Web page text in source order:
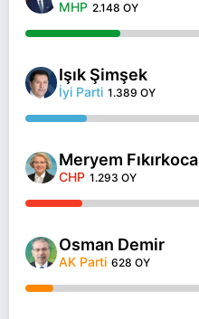
MHP 2.148 OY
Işık Şimşek
İyi Parti 1.389 OY
Meryem Fıkırkoca
CHP 1.293 OY
Osman Demir
AK Parti 628 OY